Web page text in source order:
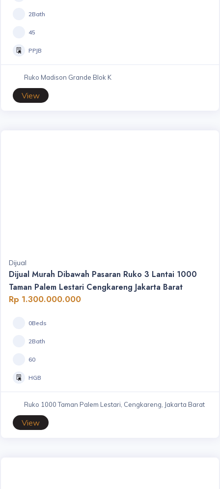
2Bath
45
PPJB
Ruko Madison Grande Blok K
View
Dijual
Dijual Murah Dibawah Pasaran Ruko 3 Lantai 1000
Taman Palem Lestari Cengkareng Jakarta Barat
Rp 1.300.000.000
0Beds
2Bath
60
HGB
Ruko 1000 Taman Palem Lestari, Cengkareng, Jakarta Barat
View